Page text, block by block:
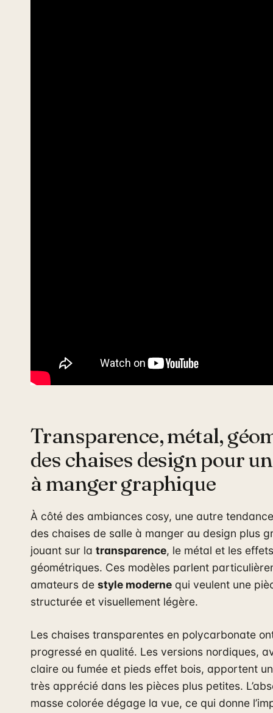
Transparence, métal,
des chaises design pour
à manger graphique
À côté des ambiances cosy, une autre tendance
des chaises de salle à manger au design plus
jouant sur la transparence, le métal et les effets
géométriques. Ces modèles parlent
amateurs de style moderne qui veulent une
structurée et visuellement légère.
Les chaises transparentes en polycarbonate
progressé en qualité. Les versions nordiques,
claire ou fumée et pieds effet bois, apportent
très apprécié dans les pièces plus petites.
masse colorée dégage la vue, ce qui donne